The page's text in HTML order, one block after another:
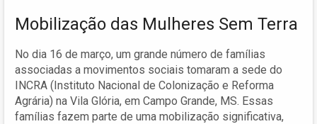
Mobilização das Mulheres Sem Terra
No dia 16 de março, um grande número de famílias
associadas a movimentos sociais tomaram a sede do
INCRA (Instituto Nacional de Colonização e Reforma
Agrária) na Vila Glória, em Campo Grande, MS. Essas
famílias fazem parte de uma mobilização significativa,